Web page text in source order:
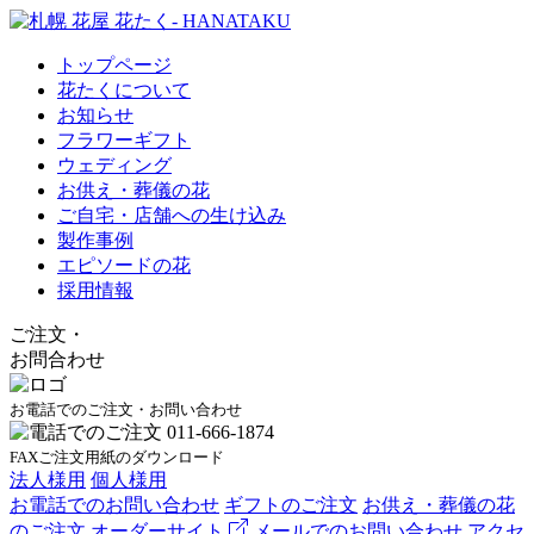
トップページ
花たくについて
お知らせ
フラワーギフト
ウェディング
お供え・葬儀の花
ご自宅・店舗への生け込み
製作事例
エピソードの花
採用情報
ご注文 ・
お問合わせ
お電話でのご注文・お問い合わせ
FAXご注文用紙のダウンロード
法人様用 個人様用
お電話でのお問い合わせ ギフトのご注文 お供え・葬儀の花